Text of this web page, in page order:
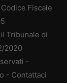
Fiscale
Tribunale di
2020
-
- Contattaci